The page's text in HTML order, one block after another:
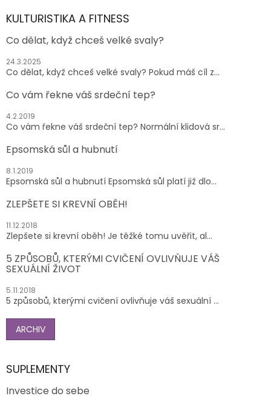
aKULTURISTIKA A FITNESS
Co dělat, když chceš velké svaly?
24.3.2025
Co dělat, když chceš velké svaly? Pokud máš cíl z...
Co vám řekne váš srdeční tep?
4.2.2019
Co vám řekne váš srdeční tep? Normální klidová sr...
Epsomská sůl a hubnutí
8.1.2019
Epsomská sůl a hubnutí Epsomská sůl platí již dlo...
ZLEPŠETE SI KREVNÍ OBĚH!
11.12.2018
Zlepšete si krevní oběh! Je těžké tomu uvěřit, al...
5 ZPŮSOBŮ, KTERÝMI CVIČENÍ OVLIVŇUJE VÁŠ
SEXUÁLNÍ ŽIVOT
5.11.2018
5 způsobů, kterými cvičení ovlivňuje váš sexuální ...
ARCHIV
SUPLEMENTY
Investice do sebe